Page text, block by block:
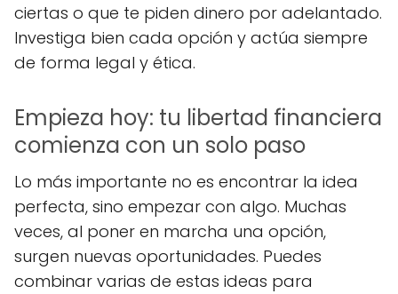
ciertas o que te piden dinero por adelantado.
Investiga bien cada opción y actúa siempre
de forma legal y ética.
Empieza hoy: tu libertad financiera
comienza con un solo paso
Lo más importante no es encontrar la idea
perfecta, sino empezar con algo. Muchas
veces, al poner en marcha una opción,
surgen nuevas oportunidades. Puedes
combinar varias de estas ideas para